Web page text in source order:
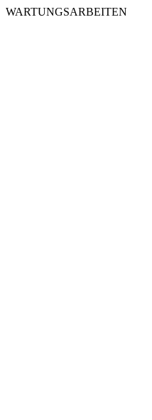
WARTUNGSARBEITEN